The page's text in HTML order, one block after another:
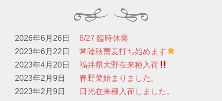
2026年6月26日
6/27 臨時休業
2023年6月22日
常陸秋蕎麦打ち始めます
2023年4月20日
福井県大野在来種入荷
2023年2月9日
春野菜始まりました。
2023年2月9日
日光在来種入荷しました。